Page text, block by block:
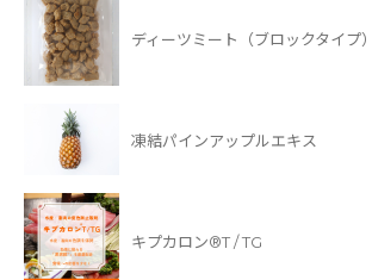
ディーツミート（ブロックタイプ
凍結パインアップルエキス
キプカロン®T / TG